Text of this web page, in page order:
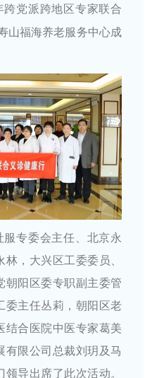
跨党派跨地区专家联合
山福海养老服务中心成
专委会主任、北京永
，大兴区工委委员、
朝阳区委专职副主委管
委主任丛莉，朝阳区老
结合医院中医专家葛美
有限公司总裁刘玥及马
领导出席了此次活动。